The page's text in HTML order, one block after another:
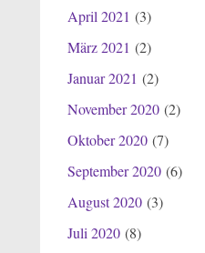
April 2021 (3)
März 2021 (2)
Januar 2021 (2)
November 2020(2)
Oktober 2020(7)
September 2020(6)
August 2020(3)
Juli 2020(8)